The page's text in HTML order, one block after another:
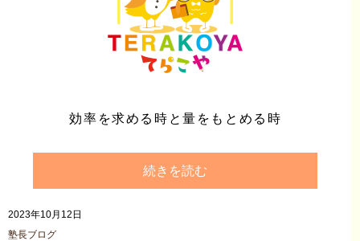
効率を求める時と量をもとめる時
続きを読む
2023年10月12日
塾長ブログ